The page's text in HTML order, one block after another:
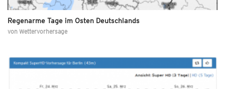
Regenarme Tage im Osten Deutschlands
von Wettervorhersage